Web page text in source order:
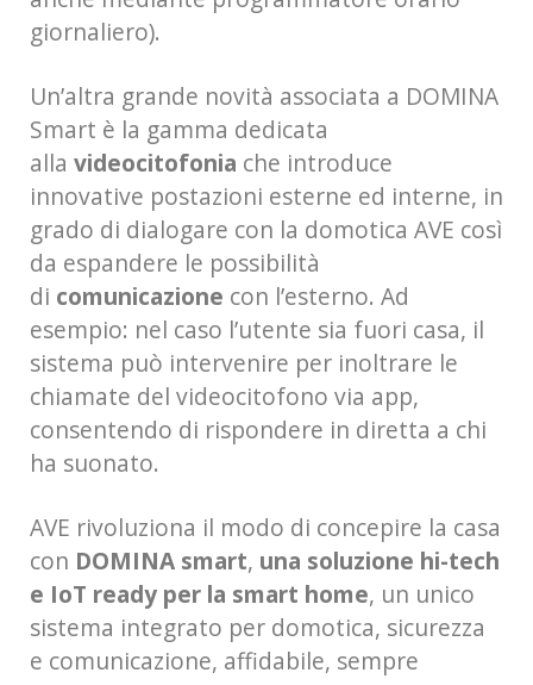
giornaliero).
Un’altra grande novità associata a DOMINA
Smart è la gamma dedicata
alla videocitofonia che introduce
innovative postazioni esterne ed interne, in
grado di dialogare con la domotica AVE così
da espandere le possibilità
di comunicazione con l’esterno. Ad
esempio: nel caso l’utente sia fuori casa, il
sistema può intervenire per inoltrare le
chiamate del videocitofono via app,
consentendo di rispondere in diretta a chi
ha suonato.
AVE rivoluziona il modo di concepire la casa
con DOMINA smart, una soluzione hi-tech
e IoT ready per la smart home, un unico
sistema integrato per domotica, sicurezza
e comunicazione, affidabile, sempre